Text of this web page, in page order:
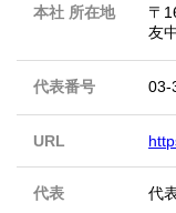
本社 所在地
〒
友
代表番号 03-
URL
代表 代